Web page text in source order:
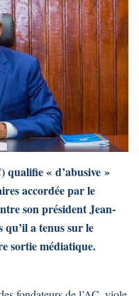
qualifie « d’abusive »
accordée par le
son président Jean-
a tenus sur le
sortie médiatique.